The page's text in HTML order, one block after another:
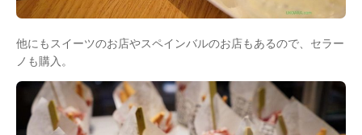
他にもスイーツのお店やスペインバルのお店もあるので、セラー
ノも購入。